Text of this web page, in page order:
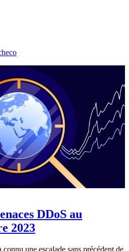
DDoS au
2023